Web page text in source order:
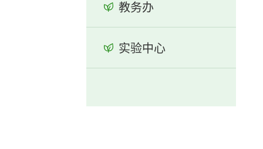
教务办
实验中心